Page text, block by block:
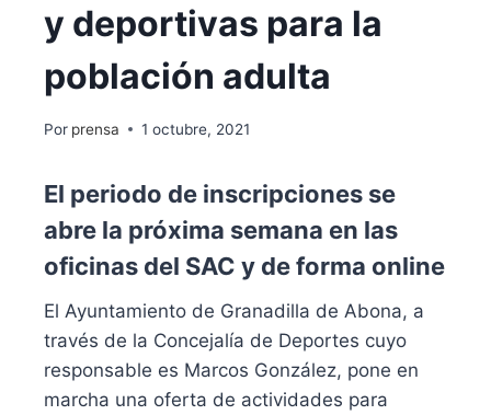
y deportivas para la
población adulta
Por prensa 1 octubre, 2021
El periodo de inscripciones se
abre la próxima semana en las
oficinas del SAC y de forma online
El Ayuntamiento de Granadilla de Abona, a
través de la Concejalía de Deportes cuyo
responsable es Marcos González, pone en
marcha una oferta de actividades para